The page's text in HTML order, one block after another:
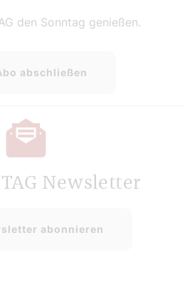
den Sonntag genießen.
abschließen
Newsletter
abonnieren